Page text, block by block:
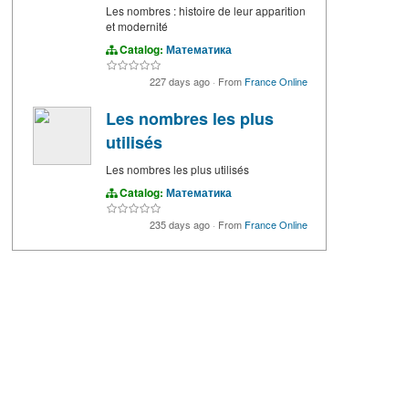
Les nombres : histoire de leur apparition
et modernité
Catalog: Математика
227 days ago · From France Online
Les nombres les plus
utilisés
Les nombres les plus utilisés
Catalog: Математика
235 days ago · From France Online